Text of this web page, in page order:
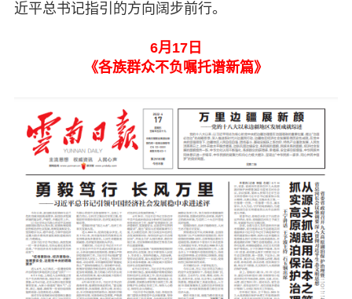
近平总书记指引的方向阔步前行。
6月17日
《各族群众不负嘱托谱新篇》